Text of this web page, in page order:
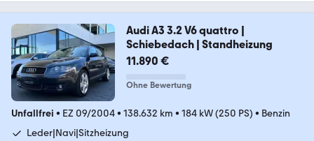
Audi A3 3.2 V6 quattro |
Schiebedach | Standheizung
11.890 €
Ohne Bewertung
Unfallfrei • EZ 09/2004• 138.632 km • 184 kW (250 PS) • Benzin
Leder|Navi|Sitzheizung